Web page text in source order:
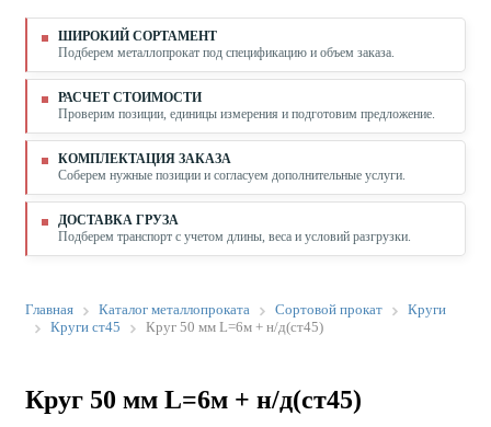
ШИРОКИЙ СОРТАМЕНТ
Подберем металлопрокат под спецификацию и объем заказа.
РАСЧЕТ СТОИМОСТИ
Проверим позиции, единицы измерения и подготовим предложение.
КОМПЛЕКТАЦИЯ ЗАКАЗА
Соберем нужные позиции и согласуем дополнительные услуги.
ДОСТАВКА ГРУЗА
Подберем транспорт с учетом длины, веса и условий разгрузки.
Главная Каталог металлопроката Сортовой прокат
Круги
Круги ст45
Круг 50 мм L=6м + н/д(ст45)
Круг 50 мм L=6м + н/д(ст45)